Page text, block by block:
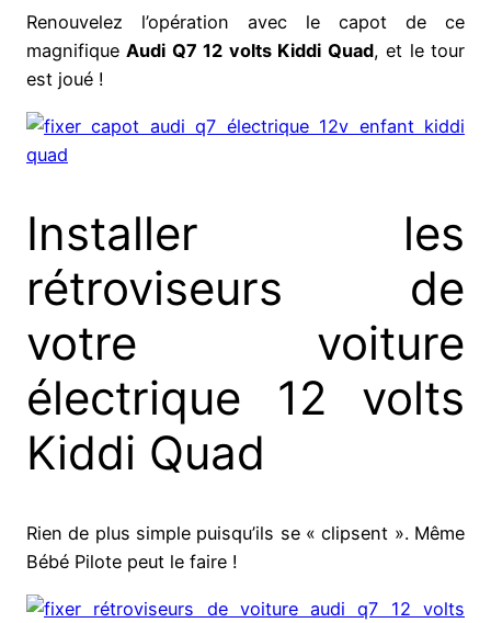
Renouvelez l’opération avec le capot de ce
magnifiqueAudi Q7 12 volts Kiddi Quad, et le tour
est joué !
Installer les
rétroviseurs de
votre voiture
électrique 12 volts
Kiddi Quad
Rien de plus simple puisqu’ils se « clipsent ». Même
Bébé Pilote peut le faire !